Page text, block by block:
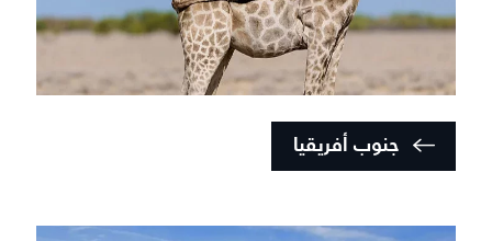
جنوب أفريقيا